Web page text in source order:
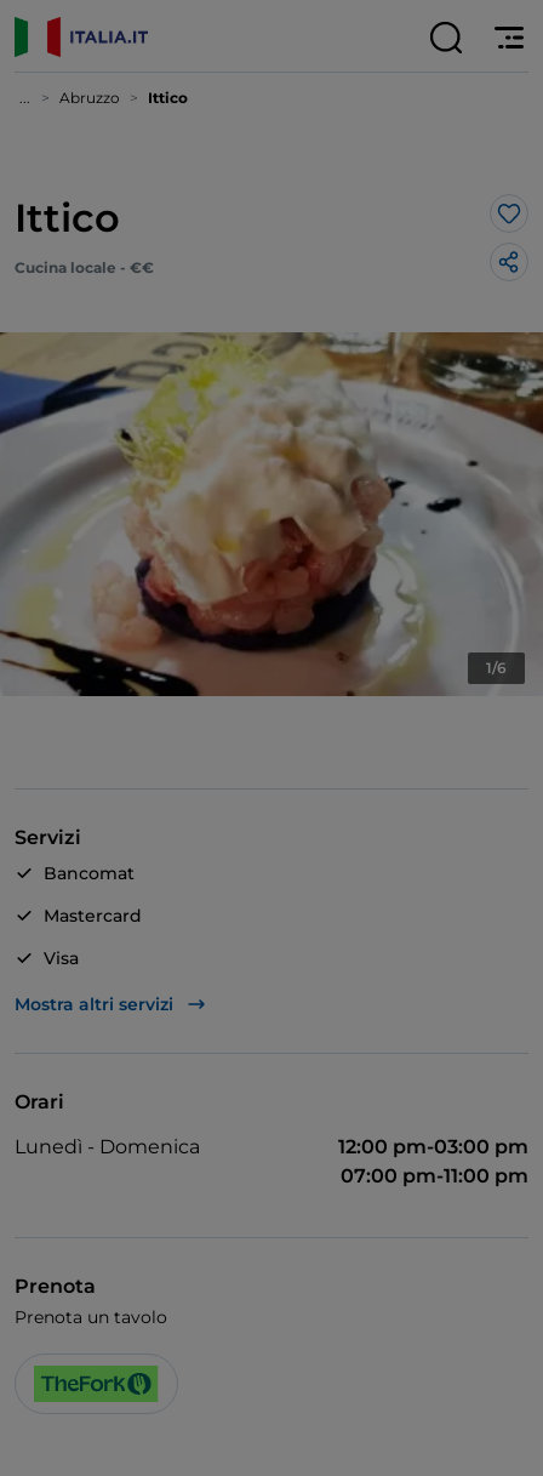
... Abruzzo Ittico
Ittico
Cucina locale - €€
1/6
Servizi
Bancomat
Mastercard
Visa
Si parla inglese
Mostra altri servizi
Orari
Lunedì - Domenica
12:00 pm-03:00 pm
07:00 pm-11:00 pm
Prenota
Prenota un tavolo